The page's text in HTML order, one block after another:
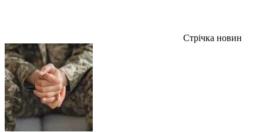
Стрічка новин